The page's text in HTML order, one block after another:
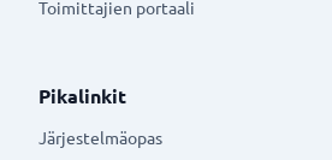
Toimittajien portaali
Pikalinkit
Järjestelmäopas